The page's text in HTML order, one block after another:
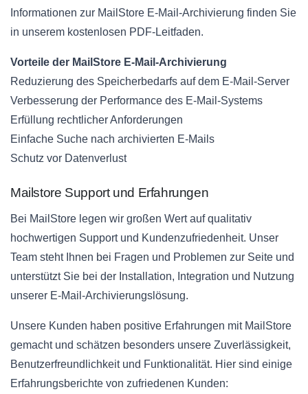
Informationen zur MailStore E-Mail-Archivierung finden Sie
in unserem kostenlosen PDF-Leitfaden.
Vorteile der MailStore E-Mail-Archivierung
Reduzierung des Speicherbedarfs auf dem E-Mail-Server
Verbesserung der Performance des E-Mail-Systems
Erfüllung rechtlicher Anforderungen
Einfache Suche nach archivierten E-Mails
Schutz vor Datenverlust
Mailstore Support und Erfahrungen
Bei MailStore legen wir großen Wert auf qualitativ
hochwertigen Support und Kundenzufriedenheit. Unser
Team steht Ihnen bei Fragen und Problemen zur Seite und
unterstützt Sie bei der Installation, Integration und Nutzung
unserer E-Mail-Archivierungslösung.
Unsere Kunden haben positive Erfahrungen mit MailStore
gemacht und schätzen besonders unsere Zuverlässigkeit,
Benutzerfreundlichkeit und Funktionalität. Hier sind einige
Erfahrungsberichte von zufriedenen Kunden: